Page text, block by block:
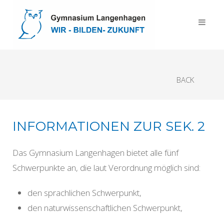
BACK
INFORMATIONEN ZUR SEK. 2
Das Gymnasium Langenhagen bietet alle fünf
Schwerpunkte an, die laut Verordnung möglich sind:
den sprachlichen Schwerpunkt,
den naturwissenschaftlichen Schwerpunkt,